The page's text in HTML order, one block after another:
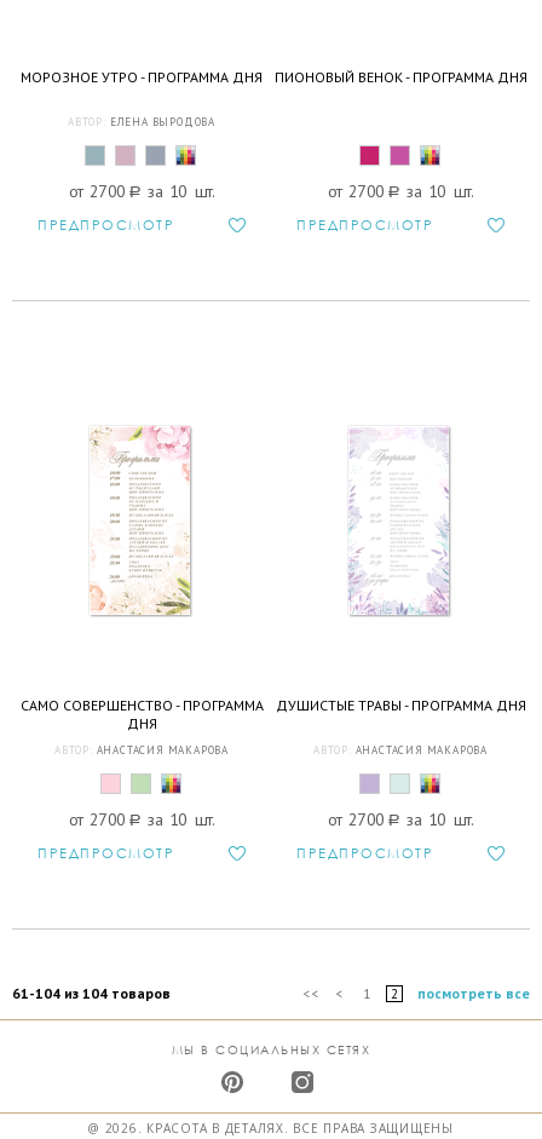
МОРОЗНОЕ УТРО - ПРОГРАММА ДНЯ
АВТОР: ЕЛЕНА ВЫРОДОВА
от 2700 a за 10 шт.
ПРЕДПРОСМОТР
ПИОНОВЫЙ ВЕНОК - ПРОГРАММА ДНЯ
от 2700 a за 10 шт.
ПРЕДПРОСМОТР
САМО СОВЕРШЕНСТВО - ПРОГРАММА
ДНЯ
АВТОР: АНАСТАСИЯ МАКАРОВА
от 2700 a за 10 шт.
ПРЕДПРОСМОТР
ДУШИСТЫЕ ТРАВЫ - ПРОГРАММА ДНЯ
АВТОР: АНАСТАСИЯ МАКАРОВА
от 2700 a за 10 шт.
ПРЕДПРОСМОТР
61-104 из 104 товаров посмотреть все
<< < 1 2
МЫ В СОЦИАЛЬНЫХ СЕТЯХ
@ 2026. КРАСОТА В ДЕТАЛЯХ. ВСЕ ПРАВА ЗАЩИЩЕНЫ